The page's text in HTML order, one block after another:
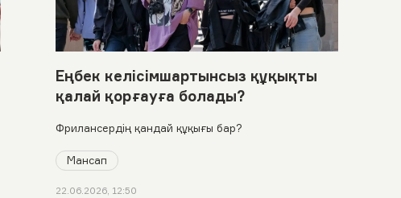
Еңбек келісімшартынсыз құқықты
қалай қорғауға болады?
Фрилансердің қандай құқығы бар?
Мансап
22.06.2026, 12:50